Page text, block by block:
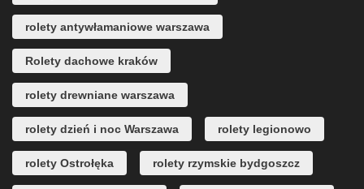
rolety antywłamaniowe warszawa
Rolety dachowe kraków
rolety drewniane warszawa
rolety dzień i noc Warszawa rolety legionowo
rolety Ostrołęka rolety rzymskie bydgoszcz